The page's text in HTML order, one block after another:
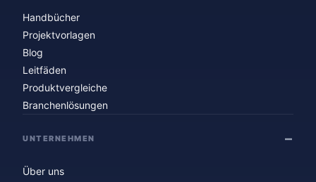
Handbücher
Projektvorlagen
Blog
Leitfäden
Produktvergleiche
Branchenlösungen
UNTERNEHMEN
Über uns